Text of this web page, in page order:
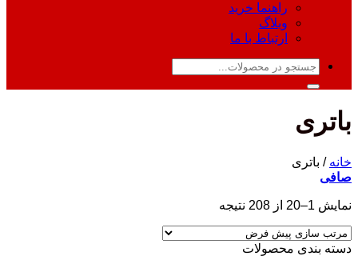
راهنما خرید
وبلاگ
ارتباط با ما
جستجو
باتری
خانه / باتری
صافی
نمایش 1–20 از 208 نتیجه
دسته‌ بندی محصولات